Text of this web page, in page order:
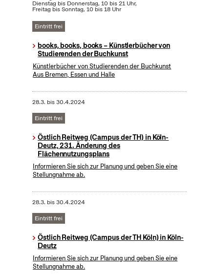
Dienstag bis Donnerstag, 10 bis 21 Uhr,
Freitag bis Sonntag, 10 bis 18 Uhr
Eintritt frei
books, books, books – Künstlerbücher von
Studierenden der Buchkunst
Künstlerbücher von Studierenden der Buchkunst
Aus Bremen, Essen und Halle
28.3. bis30.4.2024
Eintritt frei
Östlich Reitweg (Campus der TH) in Köln-
Deutz, 231. Änderung des
Flächennutzungsplans
Informieren Sie sich zur Planung und geben Sie eine
Stellungnahme ab.
28.3. bis30.4.2024
Eintritt frei
Östlich Reitweg (Campus der TH Köln) in Köln-
Deutz
Informieren Sie sich zur Planung und geben Sie eine
Stellungnahme ab.